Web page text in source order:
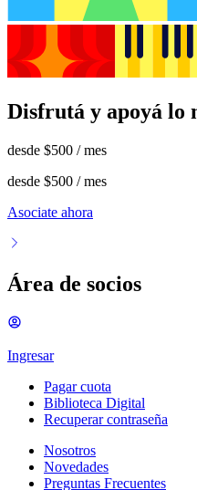
Disfrutá y apoyá lo
desde $500 / mes
desde $500 / mes
Asociate ahora
Área de socios
Ingresar
Pagar cuota
Biblioteca Digital
Recuperar contraseña
Nosotros
Novedades
Preguntas Frecuentes